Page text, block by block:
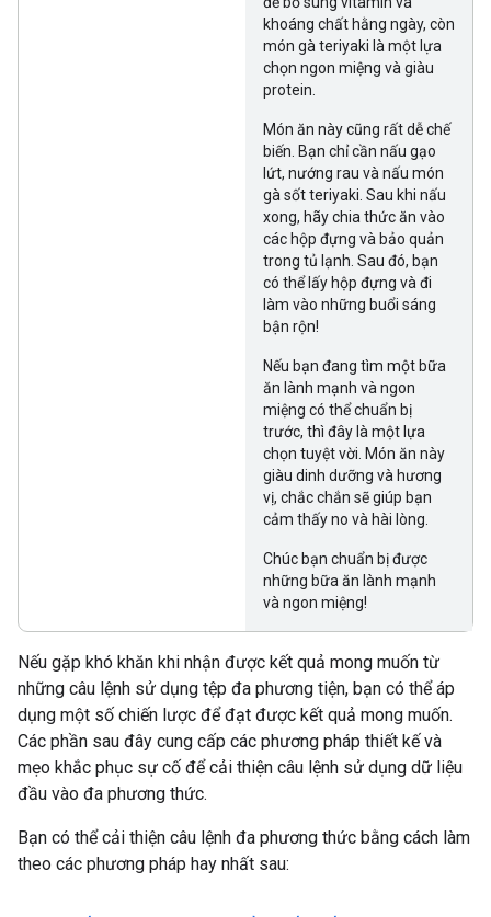
khoáng chất hằng ngày, còn
món gà teriyaki là một lựa
chọn ngon miệng và giàu
protein.
Món ăn này cũng rất dễ chế
biến. Bạn chỉ cần nấu gạo
lứt, nướng rau và nấu món
gà sốt teriyaki. Sau khi nấu
xong, hãy chia thức ăn vào
các hộp đựng và bảo quản
trong tủ lạnh. Sau đó, bạn
có thể lấy hộp đựng và đi
làm vào những buổi sáng
bận rộn!
Nếu bạn đang tìm một bữa
ăn lành mạnh và ngon
miệng có thể chuẩn bị
trước, thì đây là một lựa
chọn tuyệt vời. Món ăn này
giàu dinh dưỡng và hương
vị, chắc chắn sẽ giúp bạn
cảm thấy no và hài lòng.
Chúc bạn chuẩn bị được
những bữa ăn lành mạnh
và ngon miệng!
Nếu gặp khó khăn khi nhận được kết quả mong muốn từ
những câu lệnh sử dụng tệp đa phương tiện, bạn có thể áp
dụng một số chiến lược để đạt được kết quả mong muốn.
Các phần sau đây cung cấp các phương pháp thiết kế và
mẹo khắc phục sự cố để cải thiện câu lệnh sử dụng dữ liệu
đầu vào đa phương thức.
Bạn có thể cải thiện câu lệnh đa phương thức bằng cách làm
theo các phương pháp hay nhất sau: